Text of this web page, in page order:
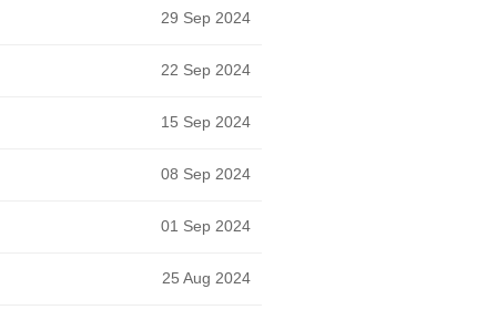
29 Sep 2024
22 Sep 2024
15 Sep 2024
08 Sep 2024
01 Sep 2024
25 Aug 2024